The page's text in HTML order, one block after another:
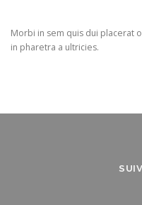
Morbi in sem quis dui placerat
in pharetra a ultricies.